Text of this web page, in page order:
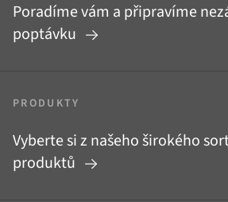
Poradíme vám a připravíme
poptávku
PRODUKTY
Vyberte si z našeho širokého
produktů